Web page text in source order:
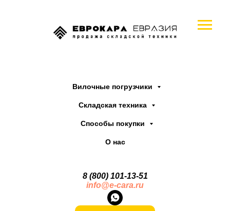
Вилочные погрузчики
Складская техника
Способы покупки
О нас
8 (800) 101-13-51
info@e-cara.ru